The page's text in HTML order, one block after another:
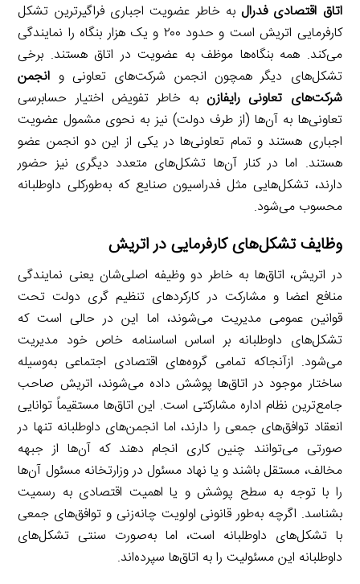
اتاق اقتصادی فدرالبه خاطر عضویت اجباری فراگیرترین تشکل
کارفرمایی اتریش است و حدود ۲۰۰ و یک هزار بنگاه را نمایندگی
می‌کند. همه بنگاه‌ها موظف به عضویت در اتاق هستند. برخی
تشکل‌های دیگر همچون انجمن شرکت‌های تعاونی و انجمن
شرکت‌های تعاونی رایفازنبه خاطر تفویض اختیار حسابرسی
تعاونی‌ها به آن‌ها (از طرف دولت) نیز به نحوی مشمول عضویت
اجباری هستند و تمام تعاونی‌ها در یکی از این دو انجمن عضو
هستند. اما در کنار آن‌ها تشکل‌های متعدد دیگری نیز حضور
دارند، تشکل‌هایی مثل فدراسیون صنایع که به‌طورکلی داوطلبانه
محسوب می‌شود.
وظایف تشکل‌های کارفرمایی در اتریش
در اتریش، اتاق‌ها به خاطر دو وظیفه اصلی‌شان یعنی نمایندگی
منافع اعضا و مشارکت در کارکردهای تنظیم گری دولت تحت
قوانین عمومی مدیریت می‌شوند، اما این در حالی است که
تشکل‌های داوطلبانه بر اساس اساسنامه خاص خود مدیریت
می‌شود. ازآنجاکه تمامی گروه‌های اقتصادی اجتماعی به‌وسیله
ساختار موجود در اتاق‌ها پوشش داده می‌شوند، اتریش صاحب
جامع‌ترین نظام اداره مشارکتی است. این اتاق‌ها مستقیماً توانایی
انعقاد توافق‌های جمعی را دارند، اما انجمن‌های داوطلبانه تنها در
صورتی می‌توانند چنین کاری انجام دهند که آن‌ها از جبهه
مخالف، مستقل باشند و یا نهاد مسئول در وزارتخانه مسئول آن‌ها
را با توجه به سطح پوشش و یا اهمیت اقتصادی به رسمیت
بشناسد. اگرچه به‌طور قانونی اولویت چانه‌زنی و توافق‌های جمعی
با تشکل‌های داوطلبانه است، اما به‌صورت سنتی تشکل‌های
داوطلبانه این مسئولیت را به اتاق‌ها سپرده‌اند.